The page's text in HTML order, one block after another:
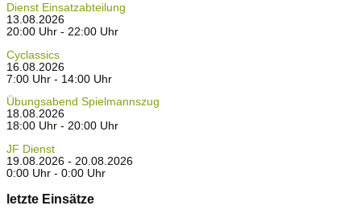
Dienst Einsatzabteilung
13.08.2026
20:00 Uhr - 22:00 Uhr
Cyclassics
16.08.2026
7:00 Uhr - 14:00 Uhr
Übungsabend Spielmannszug
18.08.2026
18:00 Uhr - 20:00 Uhr
JF Dienst
19.08.2026 - 20.08.2026
0:00 Uhr - 0:00 Uhr
letzte Einsätze